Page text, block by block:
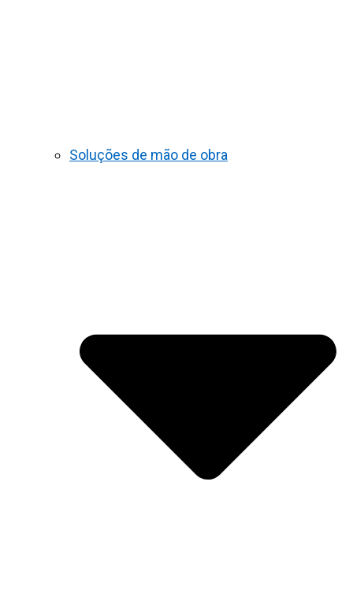
Soluções de mão de obra